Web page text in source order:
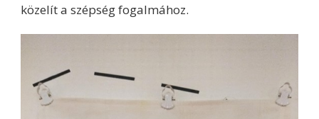
közelít a szépség fogalmához.